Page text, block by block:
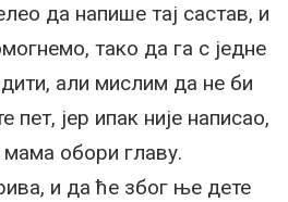
да напише тај састав, и
тако да га с једне
али мислим да не би
јер ипак није написао,
обори главу.
и да ће због ње дете